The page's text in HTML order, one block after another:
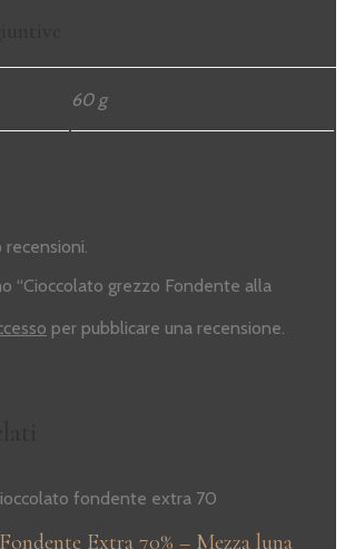
60 g
recensioni.
“Cioccolato grezzo Fondente alla
per pubblicare una recensione.
Extra 70% – Mezza luna